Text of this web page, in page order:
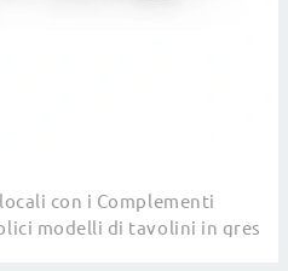
con i Complementi
modelli di tavolini in gres